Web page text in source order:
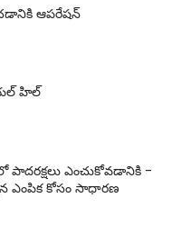
ఆపరేషన్
హిల్
ఎంచుకోవడానికి -
ఎంపిక కోసం సాధారణ